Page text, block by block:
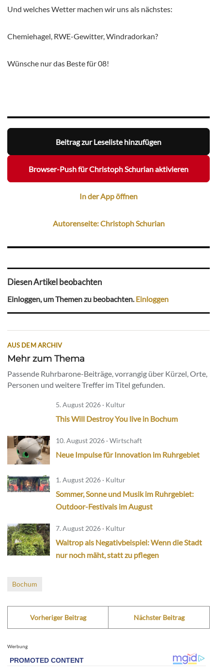
Und welches Wetter machen wir uns als nächstes:
Chemiehagel, RWE-Gewitter, Windradorkan?
Wünsche nur das Beste für 08!
Beitrag zur Leseliste hinzufügen
Browser-Push für Christoph Schurian aktivieren
In der App öffnen
Autorenseite: Christoph Schurian
Diesen Artikel beobachten
Einloggen, um Themen zu beobachten.Einloggen
AUS DEM ARCHIV
Mehr zum Thema
Passende Ruhrbarone-Beiträge, vorrangig über Kürzel, Orte,
Personen und weitere Treffer im Titel gefunden.
5. August 2026 · Kultur
This Will Destroy You live in Bochum
10. August 2026 · Wirtschaft
Neue Impulse für Innovation im Ruhrgebiet
1. August 2026 · Kultur
Sommer, Sonne und Musik im Ruhrgebiet:
Outdoor-Festivals im August
7. August 2026 · Kultur
Waltrop als Negativbeispiel: Wenn die Stadt
nur noch mäht, statt zu pflegen
Bochum
Vorheriger Beitrag Nächster Beitrag
Werbung